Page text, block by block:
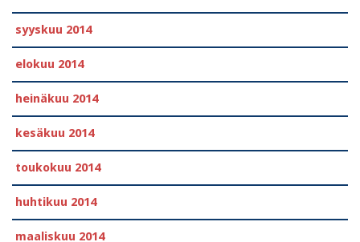
syyskuu 2014
elokuu 2014
heinäkuu 2014
kesäkuu 2014
toukokuu 2014
huhtikuu 2014
maaliskuu 2014